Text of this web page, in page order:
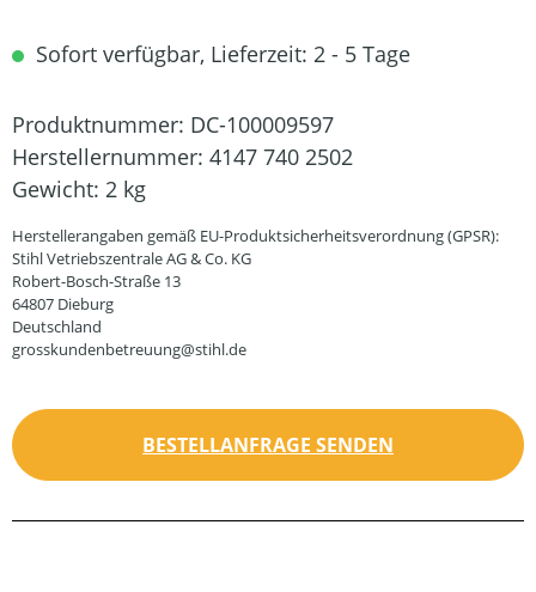
Sofort verfügbar, Lieferzeit: 2 - 5 Tage
Produktnummer: DC-100009597
Herstellernummer: 4147 740 2502
Gewicht: 2 kg
Herstellerangaben gemäß EU-Produktsicherheitsverordnung (GPSR):
Stihl Vetriebszentrale AG & Co. KG
Robert-Bosch-Straße 13
64807 Dieburg
Deutschland
grosskundenbetreuung@stihl.de
BESTELLANFRAGE SENDEN